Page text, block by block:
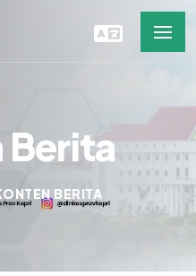
Berita
BERITA